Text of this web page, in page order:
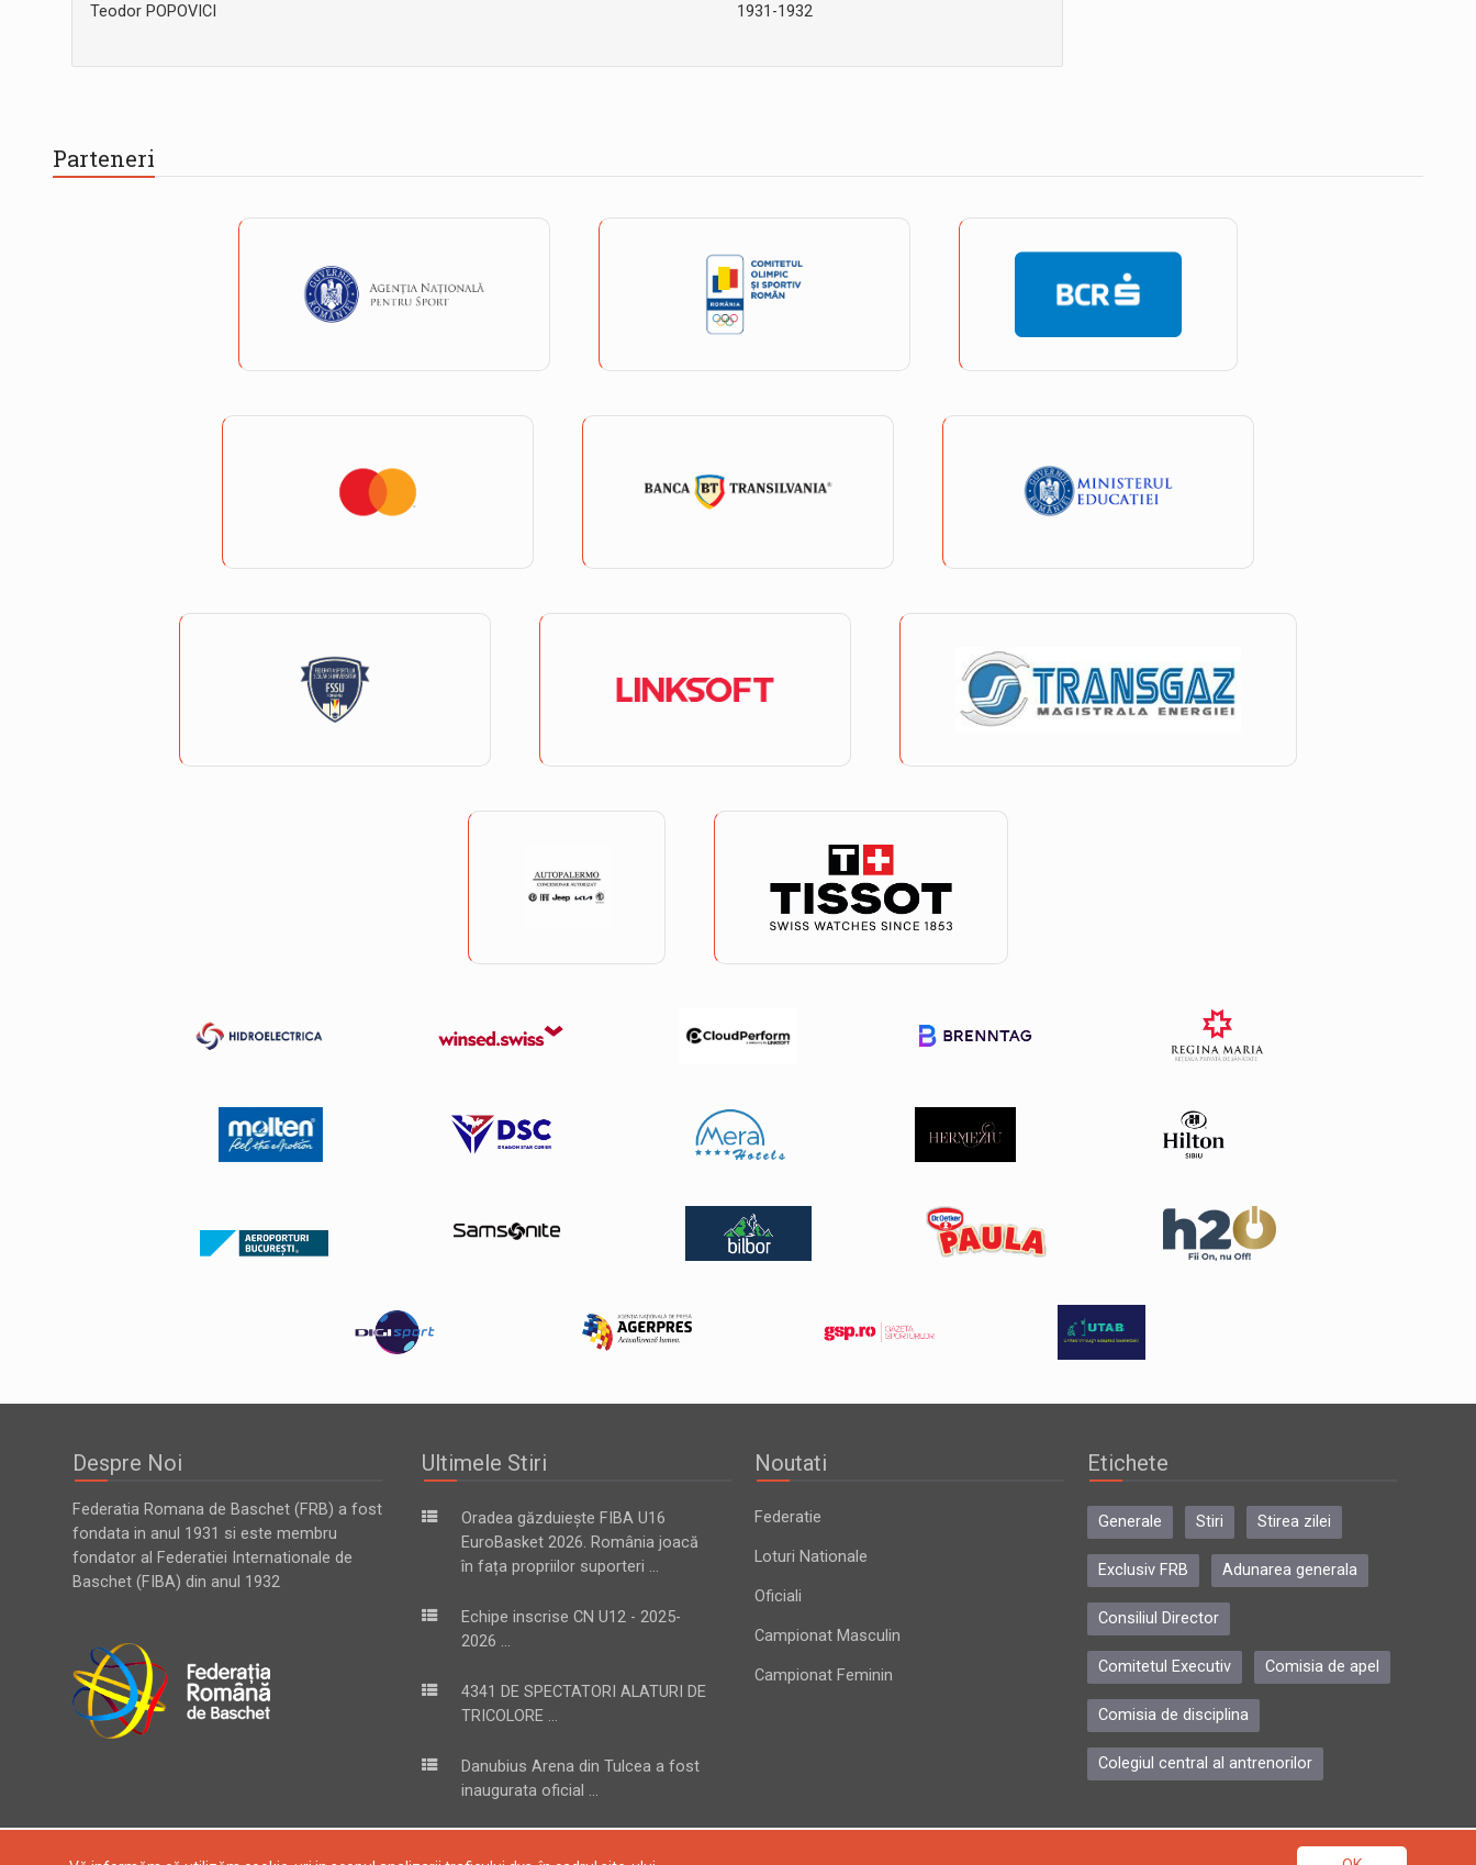
Teodor POPOVICI 1931-1932
Parteneri
Despre Noi
Federatia Romana de Baschet (FRB) a fost
fondata in anul 1931 si este membru
fondator al Federatiei Internationale de
Baschet (FIBA) din anul 1932
Ultimele Stiri
Oradea găzduiește FIBA U16
EuroBasket 2026. România joacă
în fața propriilor suporteri ...
Echipe inscrise CN U12 - 2025-
2026 ...
4341 DE SPECTATORI ALATURI DE
TRICOLORE ...
Danubius Arena din Tulcea a fost
inaugurata oficial ...
Noutati
Federatie
Loturi Nationale
Oficiali
Campionat Masculin
Campionat Feminin
Etichete
Generale Stiri Stirea zilei
Exclusiv FRB Adunarea generala
Consiliul Director
Comitetul Executiv Comisia de apel
Comisia de disciplina
Colegiul central al antrenorilor